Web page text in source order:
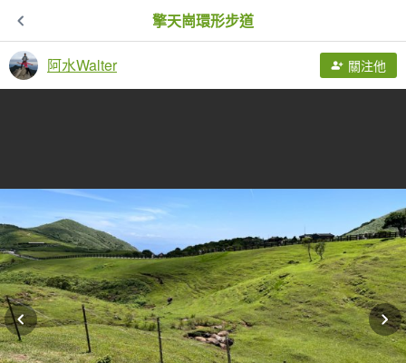
擎天崗環形步道
阿水Walter 關注他